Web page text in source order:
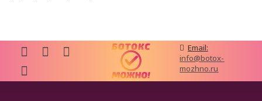
Email:
info@botox-
mozhno.ru